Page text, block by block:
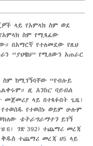
ላይ የአምላክ ስም ወደ
ስም የሚጻፈው
በአማርኛ የተለመደው የዚህ
“ያህዌህ” የሚለውን አጠራር
ስም ከሚገኝባቸው “የብሉይ
ዚ አንከር ባይብል
ላይ በተጻፉበት ጊዜ፣
የተወሰኑ ወይም ሁሉም
ቴትራግራማተንይገኝ
6፣ ገጽ 392) ተጨማሪ መረጃ
ተጨማሪ መረጃ ሀ5 ላይ